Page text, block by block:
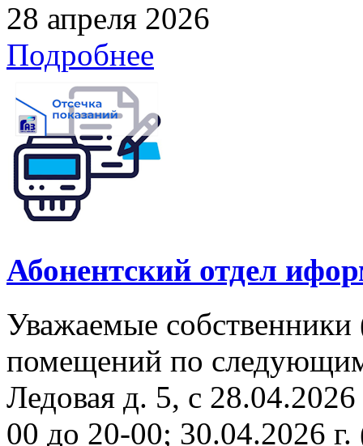
28 апреля 2026
Подробнее
Абонентский отдел
Уважаемые
помещений по
Ледовая д. 5, с
00 до 20-00; 30.04.2026